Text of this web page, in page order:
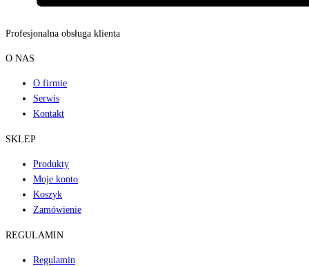
Profesjonalna obsługa klienta
O NAS
O firmie
Serwis
Kontakt
SKLEP
Produkty
Moje konto
Koszyk
Zamówienie
REGULAMIN
Regulamin